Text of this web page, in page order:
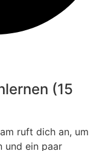
(15
ruft dich an, um
und ein paar